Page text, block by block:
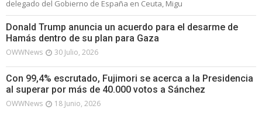
delegado del Gobierno de España en Ceuta, Migu
Donald Trump anuncia un acuerdo para el desarme de
Hamás dentro de su plan para Gaza
OWWNews 30 Julio, 2026
Con 99,4% escrutado, Fujimori se acerca a la Presidencia
al superar por más de 40.000 votos a Sánchez
OWWNews 18 Junio, 2026